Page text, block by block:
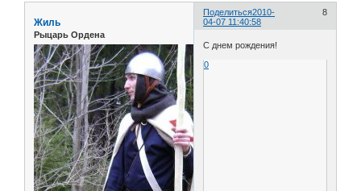
Поделиться 8
2010-
04-07 11:40:58
Жиль
Рыцарь Ордена
С днем рождения!
0